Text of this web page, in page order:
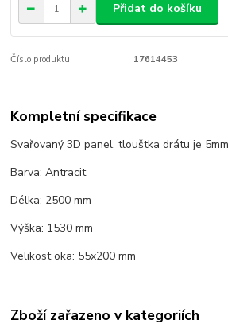
Přidat do košíku
Číslo produktu: 17614453
Kompletní specifikace
Svařovaný 3D panel, tlouštka drátu je
Barva: Antracit
Délka: 2500 mm
Výška: 1530 mm
Velikost oka: 55x200 mm
Zboží zařazeno v kategoriích